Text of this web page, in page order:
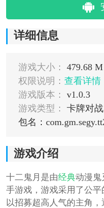
详细信息
游戏大小： 479.68 M
权限说明： 查看详情
游戏版本：
v1.0.3
游戏类型：
卡牌对战
包名：
游戏介绍
十二鬼月是由经典动漫鬼
手游戏，游戏采用了公平
以招募超高人气的主角